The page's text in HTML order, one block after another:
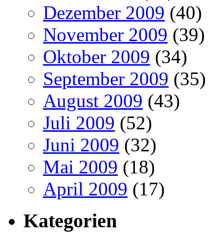
Dezember 2009 (40)
November 2009 (39)
Oktober 2009 (34)
September 2009 (35)
August 2009 (43)
Juli 2009 (52)
Juni 2009 (32)
Mai 2009 (18)
April 2009 (17)
Kategorien